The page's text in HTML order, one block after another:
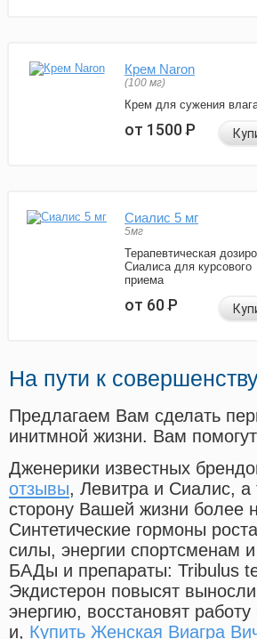
Крем Naron
(100 мг)
Крем для сужения
от 1500Р
Сиалис 5 мг
5мг
Терапевтическая
Сиалиса для курсового
приема
от 60Р
На пути к
Предлагаем Вам сделать
инитмной жизни. Вам
Дженерики известных
отзывы, Левитра и Сиалис, а
сторону Вашей жизни более
Синтетические гормоны роста
силы, энергии спортсменам
БАДы и препараты: Tribulus
Экдистерон повысят
энергию, восстановят
и, Купить Женская Виагра